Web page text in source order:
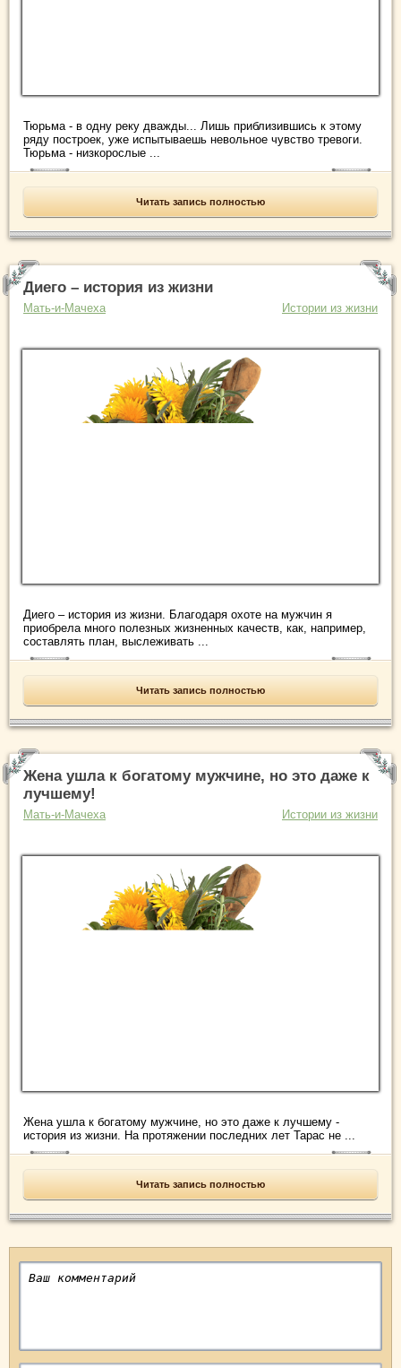
Тюрьма - в одну реку дважды... Лишь приблизившись к этому
ряду построек, уже испытываешь невольное чувство тревоги.
Тюрьма - низкорослые ...
Читать запись полностью
Диего – история из жизни
Мать-и-Мачеха Истории из жизни
Диего – история из жизни. Благодаря охоте на мужчин я
приобрела много полезных жизненных качеств, как, например,
составлять план, выслеживать ...
Читать запись полностью
Жена ушла к богатому мужчине, но это даже к
лучшему!
Мать-и-Мачеха Истории из жизни
Жена ушла к богатому мужчине, но это даже к лучшему -
история из жизни. На протяжении последних лет Тарас не ...
Читать запись полностью